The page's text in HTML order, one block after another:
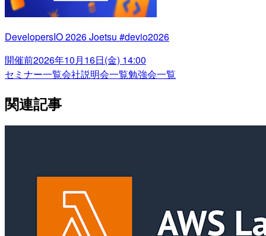
DevelopersIO 2026 Joetsu #devio2026
開催前2026年10月16日(金) 14:00
セミナー一覧会社説明会一覧勉強会一覧
関連記事